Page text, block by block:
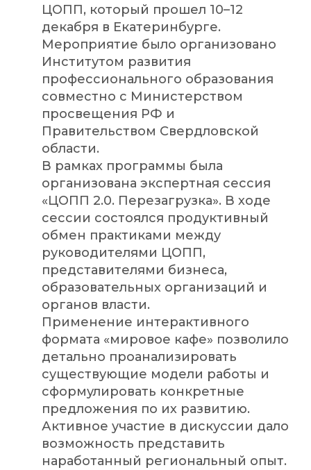
ЦОПП, который прошел 10–12
декабря в Екатеринбурге.
Мероприятие было организовано
Институтом развития
профессионального образования
совместно с Министерством
просвещения РФ и
Правительством Свердловской
области.
В рамках программы была
организована экспертная сессия
«ЦОПП 2.0. Перезагрузка». В ходе
сессии состоялся продуктивный
обмен практиками между
руководителями ЦОПП,
представителями бизнеса,
образовательных организаций и
органов власти.
Применение интерактивного
формата «мировое кафе» позволило
детально проанализировать
существующие модели работы и
сформулировать конкретные
предложения по их развитию.
Активное участие в дискуссии дало
возможность представить
наработанный региональный опыт.